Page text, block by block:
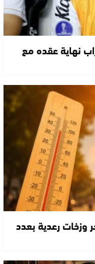
نهاية عقده مع
وزخات رعدية بعدد